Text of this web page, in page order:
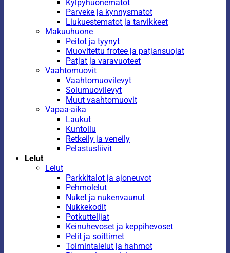
Kylpyhuonematot
Parveke ja kynnysmatot
Liukuestematot ja tarvikkeet
Makuuhuone
Peitot ja tyynyt
Muovitettu frotee ja patjansuojat
Patjat ja varavuoteet
Vaahtomuovit
Vaahtomuovilevyt
Solumuovilevyt
Muut vaahtomuovit
Vapaa-aika
Laukut
Kuntoilu
Retkeily ja veneily
Pelastusliivit
Lelut
Lelut
Parkkitalot ja ajoneuvot
Pehmolelut
Nuket ja nukenvaunut
Nukkekodit
Potkuttelijat
Keinuhevoset ja keppihevoset
Pelit ja soittimet
Toimintalelut ja hahmot